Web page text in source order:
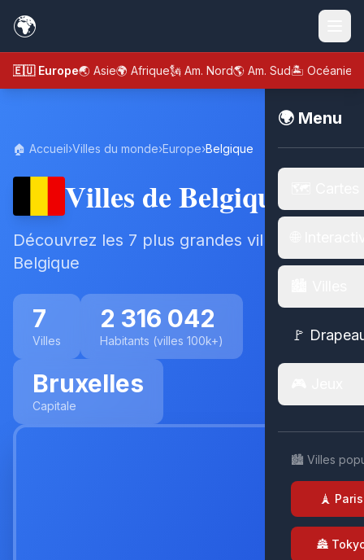
🌍
🇪🇺 Europe🌏 Asie🌍 Afrique🗽 Am. Nord🌎 Am. Sud🏝️ Océanie
🌍 Menu
🚩
🏙️ Villes
🗼 Paris
🏯
🏠 Accueil›Villes du monde›Europe›Belgique
Villes de Belgique
Découvrez les 7 plus grandes villes de
Belgique
7
Villes
2 316 042
Habitants (villes 100k+)
Bruxelles
Capitale